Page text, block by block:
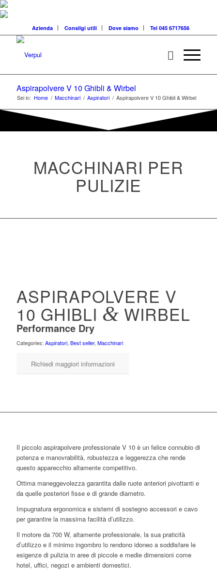
Azienda Consilgi utili Dove siamo Tel 045 6717656
Aspirapolvere V 10 Ghibli & Wirbel
Sei in: Home / Macchinari / Aspiratori / Aspirapolvere V 10 Ghibli & Wirbel
MACCHINARI PER
PULIZIE
ASPIRAPOLVERE V
10 GHIBLI & WIRBEL
Performance Dry
Categories: Aspiratori, Best seller, Macchinari
Richiedi maggiori informazioni
Il piccolo aspirapolvere professionale V 10 è un felice connubio di
potenza e manovrabilità, robustezza e leggerezza che rende
questo apparecchio altamente competitivo.
Ottima maneggevolezza garantita dalle ruote anteriori pivottanti e
da quelle posteriori fisse e di grande diametro.
Impugnatura ergonomica e sistemi di sostegno accessori e cavo
per garantire la massima facilità d’utilizzo.
Il motore da 700 W, altamente professionale, la sua praticità
d’utilizzo e il minimo ingombro lo rendono idoneo a soddisfare le
esigenze di pulizia in aree di piccole e medie dimensioni come
hotel, uffici, negozi e ambienti domestici.